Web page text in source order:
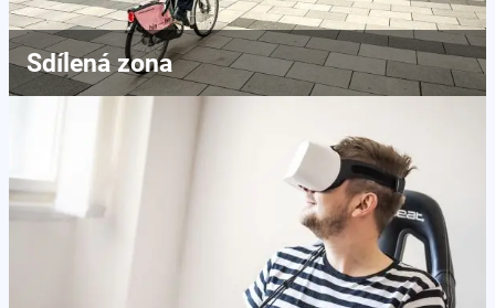
Sdílená zona